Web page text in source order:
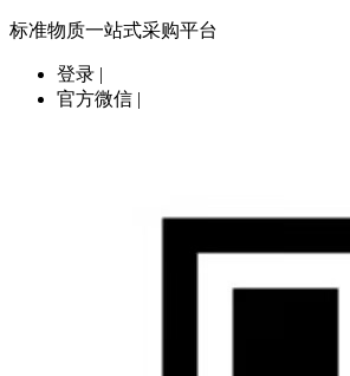
标准物质一站式采购平台
登录 |
官方微信 |